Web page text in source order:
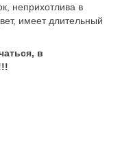
неприхотлива в
имеет длительный
в